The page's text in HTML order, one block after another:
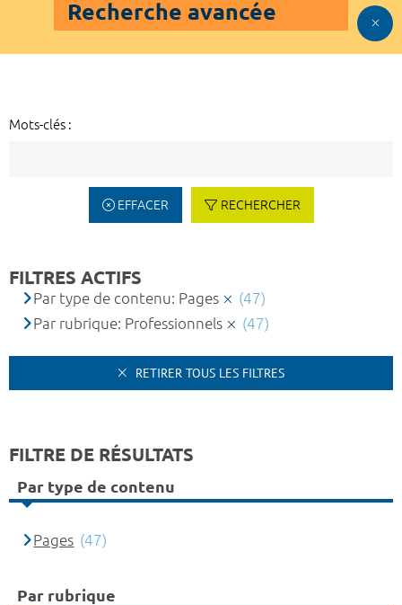
Recherche avancée
Mots-clés :
EFFACER RECHERCHER
FILTRES ACTIFS
Par type de contenu: Pages
(47)
Par rubrique: Professionnels
(47)
RETIRER TOUS LES FILTRES
FILTRE DE RÉSULTATS
Par type de contenu
Pages (47)
Par rubrique